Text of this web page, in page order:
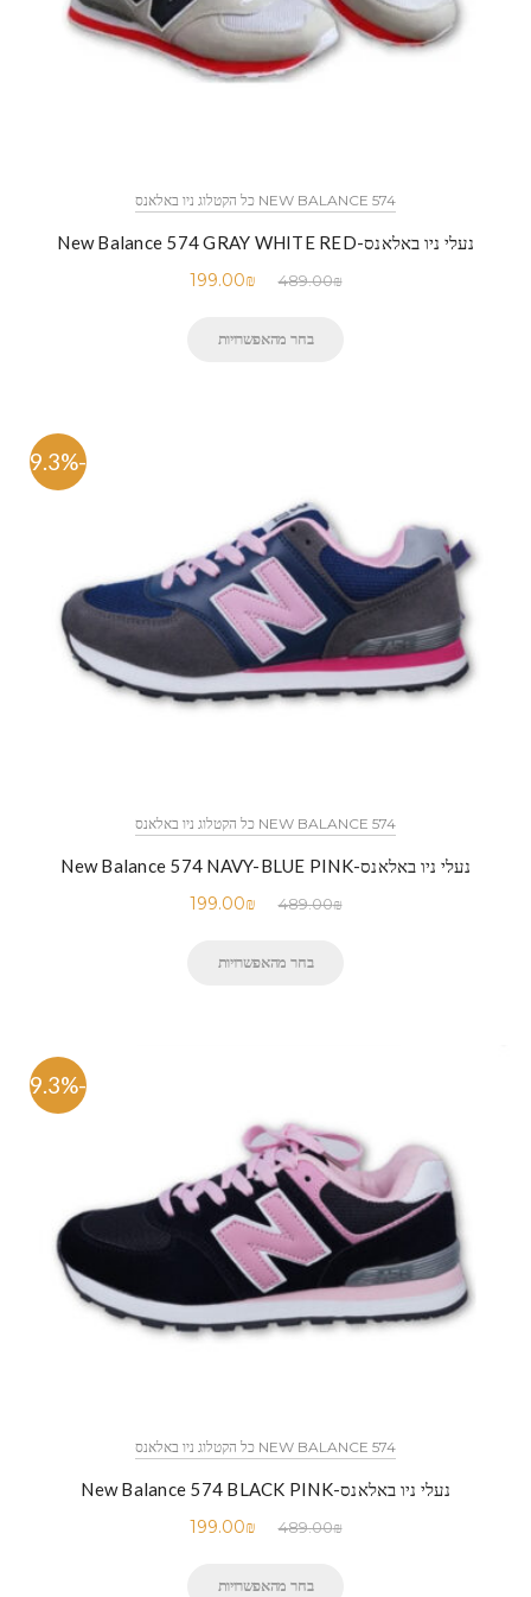
NEW BALANCE 574 כל הקטלוג ניו באלאנס
נעלי ניו באלאנס-New Balance 574 GRAY WHITE RED
489.00₪
199.00₪
בחר מהאפשרויות
-59.3%
NEW BALANCE 574 כל הקטלוג ניו באלאנס
נעלי ניו באלאנס-New Balance 574 NAVY-BLUE PINK
489.00₪
199.00₪
בחר מהאפשרויות
-59.3%
NEW BALANCE 574 כל הקטלוג ניו באלאנס
נעלי ניו באלאנס-New Balance 574 BLACK PINK
489.00₪
199.00₪
בחר מהאפשרויות